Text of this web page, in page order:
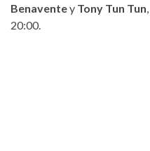
Benaventey Tony Tun Tun
20:00.